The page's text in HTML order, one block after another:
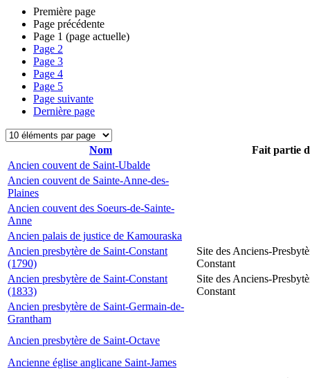
Première page
Page précédente
Page 1 (page actuelle)
Page 2
Page 3
Page 4
Page 5
Page suivante
Dernière page
Nom
Fait partie
Ancien couvent de Saint-Ubalde
Ancien couvent de Sainte-Anne-des-
Plaines
Ancien couvent des Soeurs-de-Sainte-
Anne
Ancien palais de justice de Kamouraska
Ancien presbytère de Saint-Constant
(1790)
Site des Anciens-
Constant
Ancien presbytère de Saint-Constant
(1833)
Site des Anciens-
Constant
Ancien presbytère de Saint-Germain-de-
Grantham
Ancien presbytère de Saint-Octave
Ancienne église anglicane Saint-James